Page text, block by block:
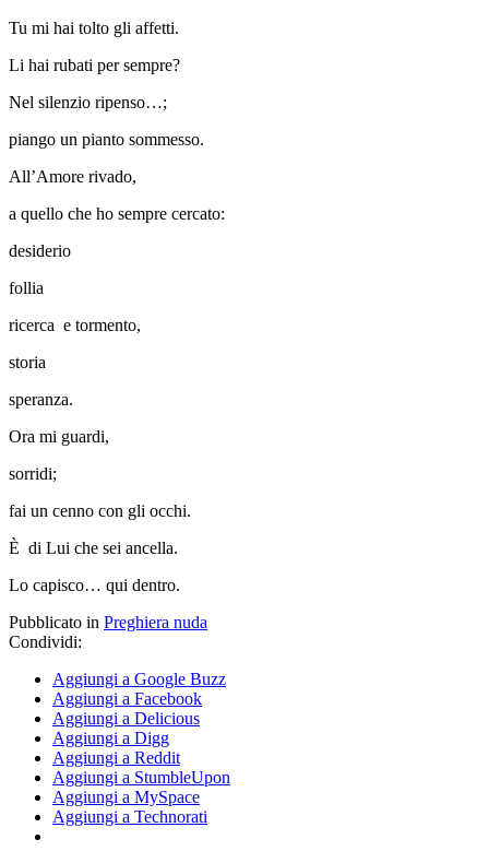
Tu mi hai tolto gli affetti.
Li hai rubati per sempre?
Nel silenzio ripenso…;
piango un pianto sommesso.
All’Amore rivado,
a quello che ho sempre cercato:
desiderio
follia
ricerca e tormento,
storia
speranza.
Ora mi guardi,
sorridi;
fai un cenno con gli occhi.
È di Lui che sei ancella.
Lo capisco… qui dentro.
Pubblicato in Preghiera nuda
Condividi:
Aggiungi a Google Buzz
Aggiungi a Facebook
Aggiungi a Delicious
Aggiungi a Digg
Aggiungi a Reddit
Aggiungi a StumbleUpon
Aggiungi a MySpace
Aggiungi a Technorati